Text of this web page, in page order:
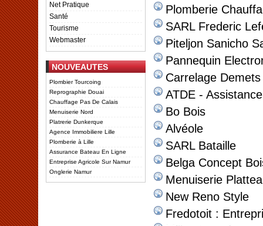
Net Pratique
Santé
Tourisme
Webmaster
NOUVEAUTES
Plombier Tourcoing
Reprographie Douai
Chauffage Pas De Calais
Menuiserie Nord
Platrerie Dunkerque
Agence Immobiliere Lille
Plomberie à Lille
Assurance Bateau En Ligne
Entreprise Agricole Sur Namur
Onglerie Namur
Plomberie
SARL Frederic
Piteljon Sanicho
Pannequin
Carrelage Demets
ATDE -
Bo Bois
Alvéole
SARL Bataille
Belga Concept
Menuiserie
New Reno Style
Fredotoit :